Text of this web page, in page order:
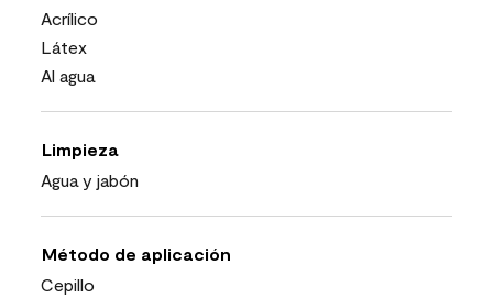
Acrílico
Látex
Al agua
Limpieza
Agua y jabón
Método de aplicación
Cepillo